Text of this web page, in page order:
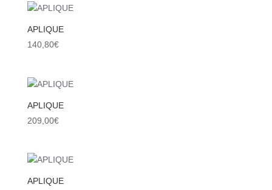
APLIQUE
140,80€
APLIQUE
209,00€
APLIQUE